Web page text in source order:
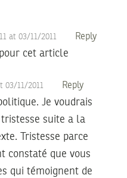
at 03/11/2011 Reply
cet article
03/11/2011 Reply
Je voudrais
suite a la
Tristesse parce
constaté que vous
qui témoignent de